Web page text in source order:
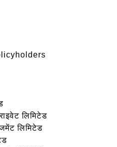
लिमिटेड
लिमिटेड